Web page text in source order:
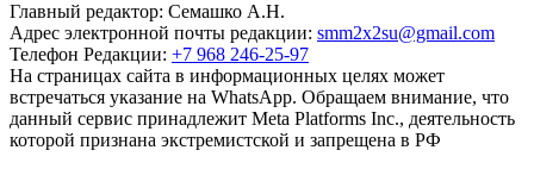
Главный редактор: Семашко А.Н.
Адрес электронной почты редакции: smm2x2su@gmail.com
Телефон Редакции: +7 968 246-25-97
На страницах сайта в информационных целях может
встречаться указание на WhatsApp. Обращаем внимание, что
данный сервис принадлежит Meta Platforms Inc., деятельность
которой признана экстремистской и запрещена в РФ